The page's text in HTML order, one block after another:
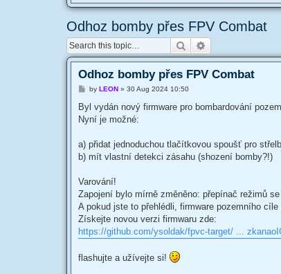
Odhoz bomby přes FPV Combat
Search
Odhoz bomby přes FPV Combat
P
s
t
by LEON» 30 Aug 2024 10:50
Byl vydán nový firmware pro bombardování
Nyní je možné:
a) přidat jednoduchou tlačítkovou spoušť pro
b) mít vlastní detekci zásahu (shození bomby?!)
Varování!
Zapojení bylo mírně změněno: přepínač režimů
A pokud jste to přehlédli, firmware pozemního
Získejte novou verzi firmwaru zde:
https://github.com/ysoldak/fpvc-target/ ...
flashujte a užívejte si!